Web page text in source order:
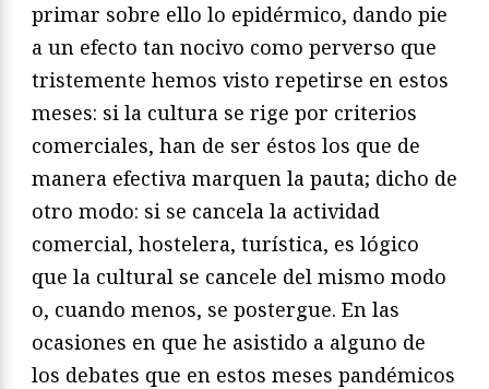
primar sobre ello lo epidérmico, dando pie
a un efecto tan nocivo como perverso que
tristemente hemos visto repetirse en estos
meses: si la cultura se rige por criterios
comerciales, han de ser éstos los que de
manera efectiva marquen la pauta; dicho de
otro modo: si se cancela la actividad
comercial, hostelera, turística, es lógico
que la cultural se cancele del mismo modo
o, cuando menos, se postergue. En las
ocasiones en que he asistido a alguno de
los debates que en estos meses pandémicos